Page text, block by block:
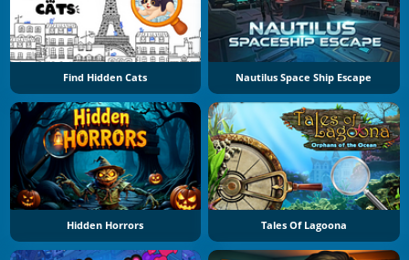
Find Hidden Cats Nautilus Space Ship Escape
Hidden Horrors Tales Of Lagoona